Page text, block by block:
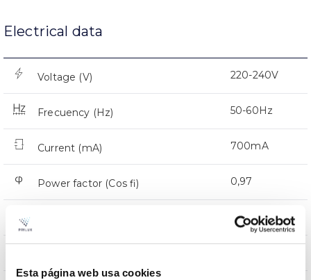
Esta página web usa cookies
Electrical data
Voltage (V) 220-240V
Frecuency (Hz) 50-60Hz
Current (mA) 700mA
Power factor (Cos fi) 0,97
12